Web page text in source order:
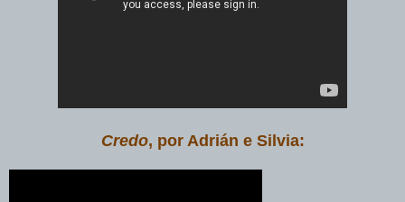
Credo, por Adrián e Silvia: